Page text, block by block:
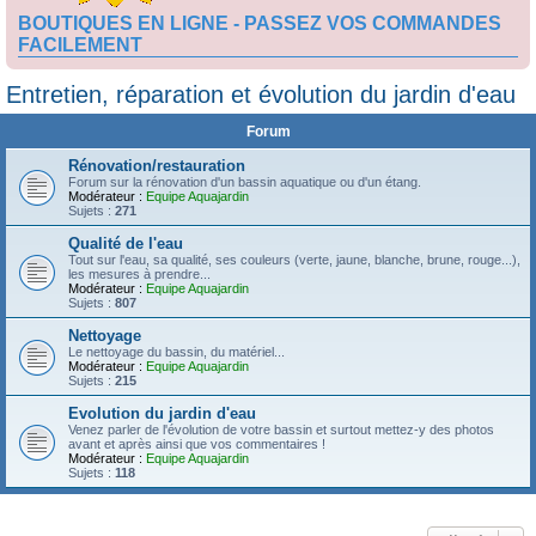
BOUTIQUES EN LIGNE - PASSEZ VOS COMMANDES
FACILEMENT
Entretien, réparation et évolution du jardin d'eau
Forum
Rénovation/restauration
Forum sur la rénovation d'un bassin aquatique ou d'un étang.
Modérateur : Equipe Aquajardin
Sujets : 271
Qualité de l'eau
Tout sur l'eau, sa qualité, ses couleurs (verte, jaune, blanche, brune, rouge...),
les mesures à prendre...
Modérateur : Equipe Aquajardin
Sujets : 807
Nettoyage
Le nettoyage du bassin, du matériel...
Modérateur : Equipe Aquajardin
Sujets : 215
Evolution du jardin d'eau
Venez parler de l'évolution de votre bassin et surtout mettez-y des photos
avant et après ainsi que vos commentaires !
Modérateur : Equipe Aquajardin
Sujets : 118